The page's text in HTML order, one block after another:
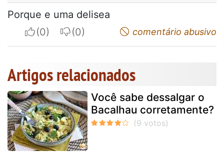
Porque e uma delisea
I apreciateI do not appreciatecomentário abusivo
Artigos relacionados
Você sabe dessalgar o
Bacalhau corretamente?